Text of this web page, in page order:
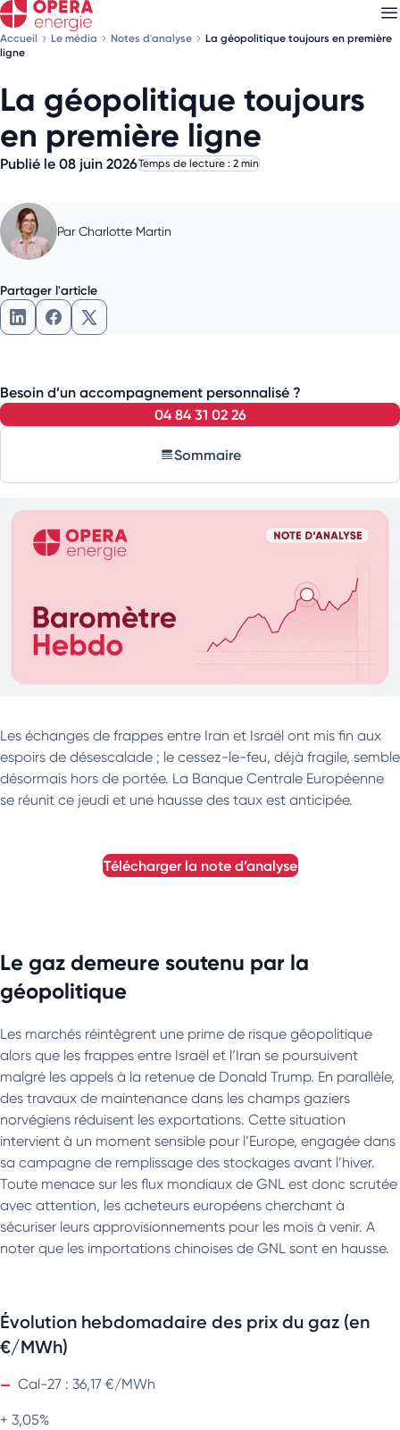
Accueil Le média Notes d'analyse
La géopolitique toujours en première
ligne
La géopolitique toujours
en première ligne
Publié le 08 juin 2026Temps de lecture : 2 min
Par Charlotte Martin
Partager l'article
Besoin d’un accompagnement personnalisé ?
04 84 31 02 26
Sommaire
Les échanges de frappes entre Iran et Israël ont mis fin aux
espoirs de désescalade ; le cessez-le-feu, déjà fragile, semble
désormais hors de portée. La Banque Centrale Européenne
se réunit ce jeudi et une hausse des taux est anticipée.
télécharger la note d’analyse
Le gaz demeure soutenu par la
géopolitique
Les marchés réintègrent une prime de risque géopolitique
alors que les frappes entre Israël et l’Iran se poursuivent
malgré les appels à la retenue de Donald Trump. En parallèle,
des travaux de maintenance dans les champs gaziers
norvégiens réduisent les exportations. Cette situation
intervient à un moment sensible pour l’Europe, engagée dans
sa campagne de remplissage des stockages avant l’hiver.
Toute menace sur les flux mondiaux de GNL est donc scrutée
avec attention, les acheteurs européens cherchant à
sécuriser leurs approvisionnements pour les mois à venir. A
noter que les importations chinoises de GNL sont en hausse.
Évolution hebdomadaire des prix du gaz (en
€/MWh)
Cal-27 : 36,17 €/MWh
+ 3,05%
Découvrez nosnewsletters
Choisissez les newsletters qui vous intéressent